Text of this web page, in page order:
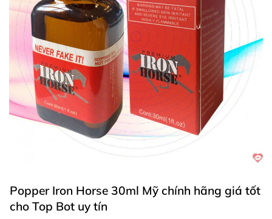
Popper Iron Horse 30ml Mỹ chính hãng giá tốt
cho Top Bot uy tín